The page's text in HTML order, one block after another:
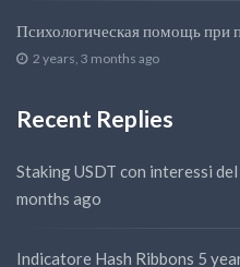
Психологическая помощь при
2 years, 3 months ago
Recent Replies
Staking USDT con interessi
months ago
Indicatore Hash Ribbons 5